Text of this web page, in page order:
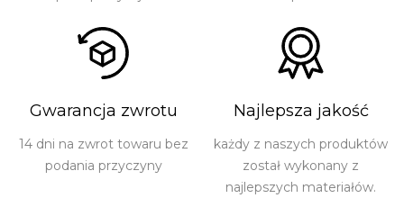
Gwarancja zwrotu
14 dni na zwrot towaru bez
podania przyczyny
Najlepsza jakość
każdy z naszych produktów
został wykonany z
najlepszych materiałów.